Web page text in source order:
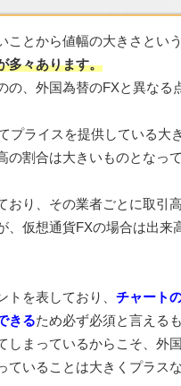
ことから値幅の大きさとい
多々あります。
、外国為替のFXと異なる
プライスを提供している大
割合は大きいものとなって
り、その業者ごとに取引
、仮想通貨FXの場合は出来
トを表しており、チャート
きるため必ず必須と言える
まっているからこそ、外
いることは大きくプラスな